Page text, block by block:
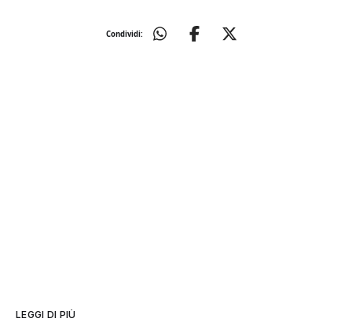
Condividi:
LEGGI DI PIÙ